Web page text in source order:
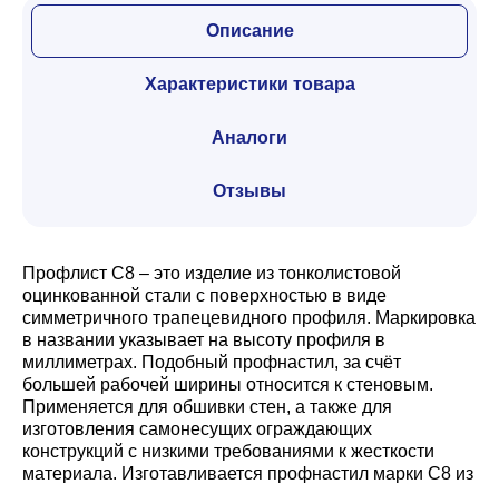
Описание
Характеристики товара
Аналоги
Отзывы
Профлист С8 – это изделие из тонколистовой
оцинкованной стали с поверхностью в виде
симметричного трапецевидного профиля. Маркировка
в названии указывает на высоту профиля в
миллиметрах. Подобный профнастил, за счёт
большей рабочей ширины относится к стеновым.
Применяется для обшивки стен, а также для
изготовления самонесущих ограждающих
конструкций с низкими требованиями к жесткости
материала. Изготавливается профнастил марки С8 из